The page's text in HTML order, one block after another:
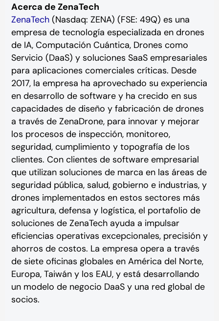
Acerca de ZenaTech
ZenaTech(Nasdaq: ZENA) (FSE: 49Q) es una
empresa de tecnología especializada en drones
de IA, Computación Cuántica, Drones como
Servicio (DaaS) y soluciones SaaS empresariales
para aplicaciones comerciales críticas. Desde
2017, la empresa ha aprovechado su experiencia
en desarrollo de software y ha crecido en sus
capacidades de diseño y fabricación de drones
a través de ZenaDrone, para innovar y mejorar
los procesos de inspección, monitoreo,
seguridad, cumplimiento y topografía de los
clientes. Con clientes de software empresarial
que utilizan soluciones de marca en las áreas de
seguridad pública, salud, gobierno e industrias, y
drones implementados en estos sectores más
agricultura, defensa y logística, el portafolio de
soluciones de ZenaTech ayuda a impulsar
eficiencias operativas excepcionales, precisión y
ahorros de costos. La empresa opera a través
de siete oficinas globales en América del Norte,
Europa, Taiwán y los EAU, y está desarrollando
un modelo de negocio DaaS y una red global de
socios.